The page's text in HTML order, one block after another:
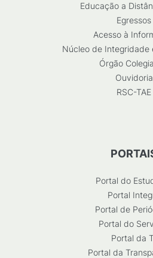
Educação a
Egressos
Acesso à
Núcleo de Integridade
Órgão
Ouvidoria
RSC-TAE
Portal do
Portal
Portal de
Portal do
Portal da
Portal da